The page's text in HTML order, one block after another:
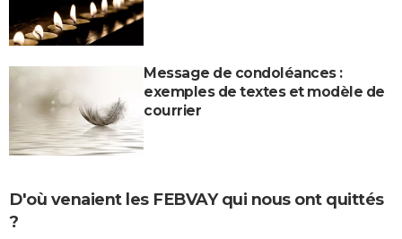
Message de condoléances :
exemples de textes et modèle de
courrier
D'où venaient les FEBVAY qui nous ont quittés
?